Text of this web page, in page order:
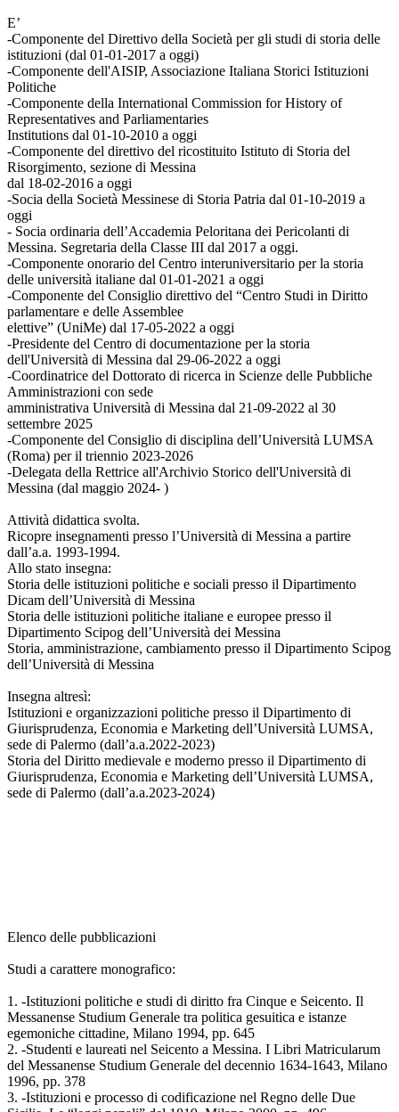
E’
-Componente del Direttivo della Società per gli studi di storia delle
istituzioni (dal 01-01-2017 a oggi)
-Componente dell'AISIP, Associazione Italiana Storici Istituzioni
Politiche
-Componente della International Commission for History of
Representatives and Parliamentaries
Institutions dal 01-10-2010 a oggi
-Componente del direttivo del ricostituito Istituto di Storia del
Risorgimento, sezione di Messina
dal 18-02-2016 a oggi
-Socia della Società Messinese di Storia Patria dal 01-10-2019 a
oggi
- Socia ordinaria dell’Accademia Peloritana dei Pericolanti di
Messina. Segretaria della Classe III dal 2017 a oggi.
-Componente onorario del Centro interuniversitario per la storia
delle università italiane dal 01-01-2021 a oggi
-Componente del Consiglio direttivo del “Centro Studi in Diritto
parlamentare e delle Assemblee
elettive” (UniMe) dal 17-05-2022 a oggi
-Presidente del Centro di documentazione per la storia
dell'Università di Messina dal 29-06-2022 a oggi
-Coordinatrice del Dottorato di ricerca in Scienze delle Pubbliche
Amministrazioni con sede
amministrativa Università di Messina dal 21-09-2022 al 30
settembre 2025
-Componente del Consiglio di disciplina dell’Università LUMSA
(Roma) per il triennio 2023-2026
-Delegata della Rettrice all'Archivio Storico dell'Università di
Messina (dal maggio 2024- )
Attività didattica svolta.
Ricopre insegnamenti presso l’Università di Messina a partire
dall’a.a. 1993-1994.
Allo stato insegna:
Storia delle istituzioni politiche e sociali presso il Dipartimento
Dicam dell’Università di Messina
Storia delle istituzioni politiche italiane e europee presso il
Dipartimento Scipog dell’Università dei Messina
Storia, amministrazione, cambiamento presso il Dipartimento Scipog
dell’Università di Messina
Insegna altresì:
Istituzioni e organizzazioni politiche presso il Dipartimento di
Giurisprudenza, Economia e Marketing dell’Università LUMSA,
sede di Palermo (dall’a.a.2022-2023)
Storia del Diritto medievale e moderno presso il Dipartimento di
Giurisprudenza, Economia e Marketing dell’Università LUMSA,
sede di Palermo (dall’a.a.2023-2024)
Elenco delle pubblicazioni
Studi a carattere monografico:
1. -Istituzioni politiche e studi di diritto fra Cinque e Seicento. Il
Messanense Studium Generale tra politica gesuitica e istanze
egemoniche cittadine, Milano 1994, pp. 645
2. -Studenti e laureati nel Seicento a Messina. I Libri Matricularum
del Messanense Studium Generale del decennio 1634-1643, Milano
1996, pp. 378
3. -Istituzioni e processo di codificazione nel Regno delle Due